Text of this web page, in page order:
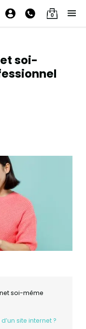
0
soi-
soi-même
site internet ?